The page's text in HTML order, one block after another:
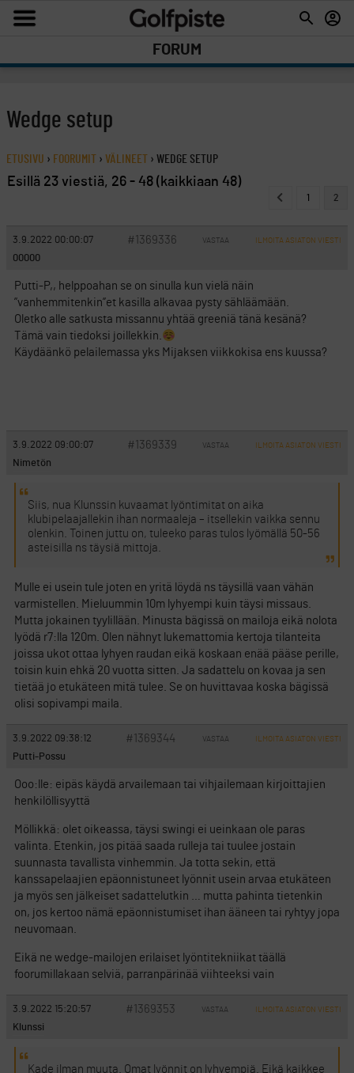
FORUM
Wedge setup
ETUSIVU › FOORUMIT › VÄLINEET › WEDGE SETUP
Esillä 23 viestiä, 26 - 48 (kaikkiaan 48)
1 2
3.9.2022 00:00:07 #1369336 VASTAA ILMOITA ASIATON VIESTI
00000
Putti-P,, helppoahan se on sinulla kun vielä näin
”vanhemmitenkin”et kasilla alkavaa pysty sähläämään.
Oletko alle satkusta missannu yhtää greeniä tänä kesänä?
Tämä vain tiedoksi joillekkin.
Käydäänkö pelailemassa yks Mijaksen viikkokisa ens kuussa?
3.9.2022 09:00:07 #1369339 VASTAA ILMOITA ASIATON VIESTI
Nimetön
Siis, nua Klunssin kuvaamat lyöntimitat on aika
klubipelaajallekin ihan normaaleja – itsellekin vaikka sennu
olenkin. Toinen juttu on, tuleeko paras tulos lyömällä 50-56
asteisilla ns täysiä mittoja.
Mulle ei usein tule joten en yritä löydä ns täysillä vaan vähän
varmistellen. Mieluummin 10m lyhyempi kuin täysi missaus.
Mutta jokainen tyylillään. Minusta bägissä on mailoja eikä nolota
lyödä r7:lla 120m. Olen nähnyt lukemattomia kertoja tilanteita
joissa ukot ottaa lyhyen raudan eikä koskaan enää pääse perille,
toisin kuin ehkä 20 vuotta sitten. Ja sadattelu on kovaa ja sen
tietää jo etukäteen mitä tulee. Se on huvittavaa koska bägissä
olisi sopivampi maila.
3.9.2022 09:38:12 #1369344 VASTAA ILMOITA ASIATON VIESTI
Putti-Possu
Ooo:lle: eipäs käydä arvailemaan tai vihjailemaan kirjoittajien
henkilöllisyyttä
Möllikkä: olet oikeassa, täysi swingi ei ueinkaan ole paras
valinta. Etenkin, jos pitää saada rulleja tai tuulee jostain
suunnasta tavallista vinhemmin. Ja totta sekin, että
kanssapelaajien epäonnistuneet lyönnit usein arvaa etukäteen
ja myös sen jälkeiset sadattelutkin … mutta pahinta tietenkin
on, jos kertoo nämä epäonnistumiset ihan ääneen tai ryhtyy jopa
neuvomaan.
Eikä ne wedge-mailojen erilaiset lyöntitekniikat täällä
foorumillakaan selviä, parranpärinää viihteeksi vain
3.9.2022 15:20:57 #1369353 VASTAA ILMOITA ASIATON VIESTI
Klunssi
Kade ilman muuta. Omat lyönnit on lyhyempiä. Eikä kaikkee